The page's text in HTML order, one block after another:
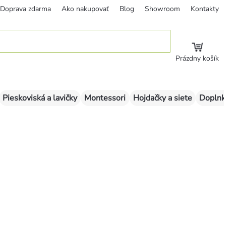
Doprava zdarma Ako nakupovať Blog Showroom Kontakty
Prázdny košík
Pieskoviská a lavičky Montessori Hojdačky a siete Doplnky